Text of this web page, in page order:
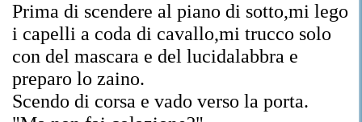
Prima di scendere al piano di sotto,mi lego
i capelli a coda di cavallo,mi trucco solo
con del mascara e del lucidalabbra e
preparo lo zaino.
Scendo di corsa e vado verso la porta.